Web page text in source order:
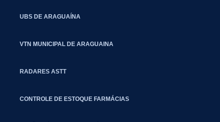
UBS DE ARAGUAÍNA
VTN MUNICIPAL DE ARAGUAINA
RADARES ASTT
CONTROLE DE ESTOQUE FARMÁCIAS